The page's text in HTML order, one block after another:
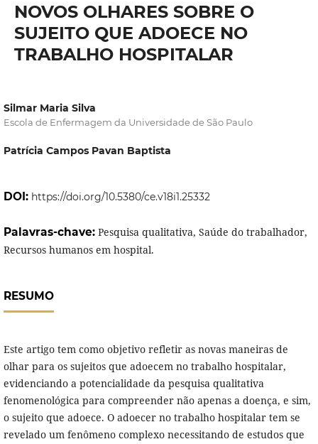
NOVOS OLHARES SOBRE O
SUJEITO QUE ADOECE NO
TRABALHO HOSPITALAR
Silmar Maria Silva
Escola de Enfermagem da Universidade de São Paulo
Patrícia Campos Pavan Baptista
DOI: https://doi.org/10.5380/ce.v18i1.25332
Palavras-chave: Pesquisa qualitativa, Saúde do trabalhador,
Recursos humanos em hospital.
RESUMO
Este artigo tem como objetivo refletir as novas maneiras de
olhar para os sujeitos que adoecem no trabalho hospitalar,
evidenciando a potencialidade da pesquisa qualitativa
fenomenológica para compreender não apenas a doença, e sim,
o sujeito que adoece. O adoecer no trabalho hospitalar tem se
revelado um fenômeno complexo necessitando de estudos que